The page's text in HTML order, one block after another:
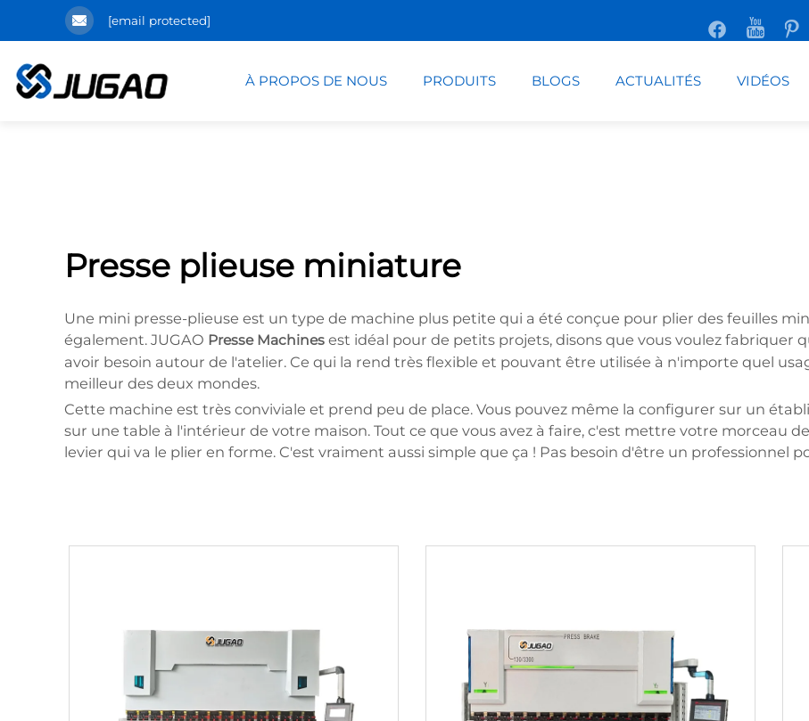
[email protected]
À PROPOS DE NOUS PRODUITS BLOGS ACTUALITÉS VIDÉOS
Presse plieuse miniature
Une mini presse-plieuse est un type de machine plus petite qui a été conçue pour plier des feuilles
également. JUGAO Presse Machines est idéal pour de petits projets, disons que vous voulez fabriquer
avoir besoin autour de l'atelier. Ce qui la rend très flexible et pouvant être utilisée à n'importe quel
meilleur des deux mondes.
Cette machine est très conviviale et prend peu de place. Vous pouvez même la configurer sur un
sur une table à l'intérieur de votre maison. Tout ce que vous avez à faire, c'est mettre votre morceau
levier qui va le plier en forme. C'est vraiment aussi simple que ça ! Pas besoin d'être un professionnel